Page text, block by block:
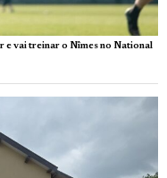
e vai treinar o Nîmes no National